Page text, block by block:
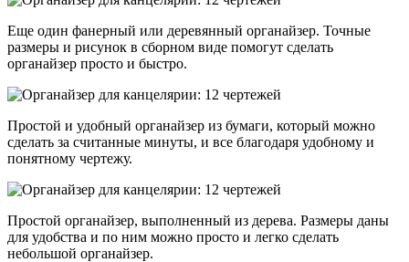
Еще один фанерный или деревянный органайзер. Точные
размеры и рисунок в сборном виде помогут сделать
органайзер просто и быстро.
Простой и удобный органайзер из бумаги, который можно
сделать за считанные минуты, и все благодаря удобному и
понятному чертежу.
Простой органайзер, выполненный из дерева. Размеры даны
для удобства и по ним можно просто и легко сделать
небольшой органайзер.